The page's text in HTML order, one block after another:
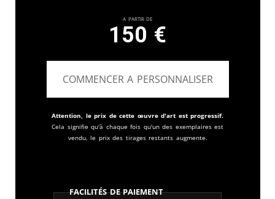
A partir de
150 €
COMMENCER A PERSONNALISER
Attention, le prix de cette œuvre d'art est progressif.
Cela signifie qu'à chaque fois qu'un des exemplaires est
vendu, le prix des tirages restants augmente.
Facilités de paiement